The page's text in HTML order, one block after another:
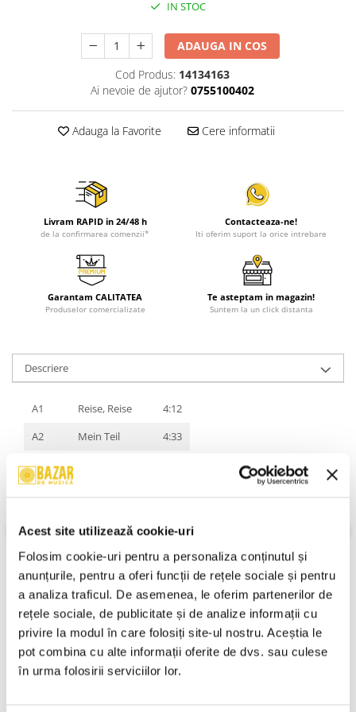
Acest site utilizează cookie-uri
Folosim cookie-uri pentru a personaliza conținutul și
anunțurile, pentru a oferi funcții de rețele sociale și pentru
a analiza traficul. De asemenea, le oferim partenerilor de
rețele sociale, de publicitate și de analize informații cu
privire la modul în care folosiți site-ul nostru. Aceștia le
pot combina cu alte informații oferite de dvs. sau culese
în urma folosirii serviciilor lor.
IN STOC
ADAUGA IN COS
Cod Produs: 14134163
Ai nevoie de ajutor? 0755100402
Adauga la Favorite Cere informatii
Livram RAPID in 24/48 h
de la confirmarea comenzii*
Contacteaza-ne!
Iti oferim suport la orice intrebare
Garantam CALITATEA
Produselor comercializate
Te asteptam in magazin!
Suntem la un click distanta
Descriere
A1 Reise, Reise
4:12
A2
Mein Teil
4:33
A3
B2
Moskau
4:17
B3
Morgenstern
4:00
B4
Stein Um Stein
3:53
B5
Ohne Dich
4:32
VEZI MAI MULT
Stare Caseta:Near Mint (NM or M-)
Stare Coperta:
Near Mint (NM or M-)
Informatii conformitate produs